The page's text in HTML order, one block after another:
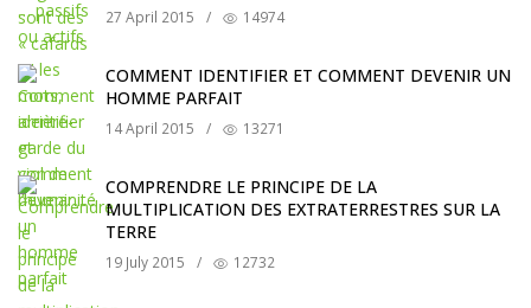
27 April 2015 / 14974
COMMENT IDENTIFIER ET COMMENT DEVENIR UN
HOMME PARFAIT
14 April 2015 / 13271
COMPRENDRE LE PRINCIPE DE LA
MULTIPLICATION DES EXTRATERRESTRES SUR LA
TERRE
19 July 2015 / 12732